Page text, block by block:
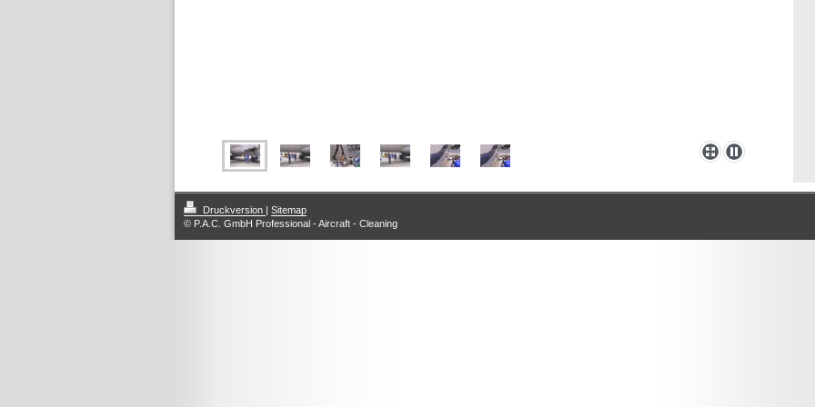
Druckversion | Sitemap
© P.A.C. GmbH Professional - Aircraft - Cleaning